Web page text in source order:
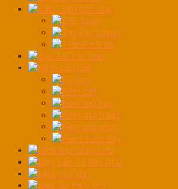
Đầu Tuýp các loại
Đầu tuýp
Tay vặn nhanh
Thanh nối dài
Đèn LED tổ ong
Kềm các loại
Bộ kìm
Kềm cắt
Kềm mỏ quạ
Kềm mũi bằng
Kềm mũi nhọn
Kiềm tuốc dây
Kích Đội Thủy Lực
Máy bắn đá khô CO2
Máy chà sàn
Máy Ép thủy lực